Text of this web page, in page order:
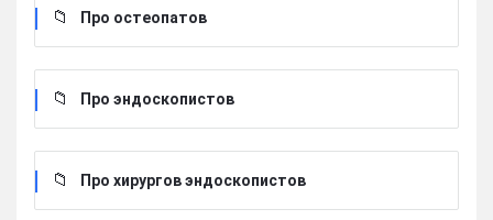
Про остеопатов
Про эндоскопистов
Про хирургов эндоскопистов